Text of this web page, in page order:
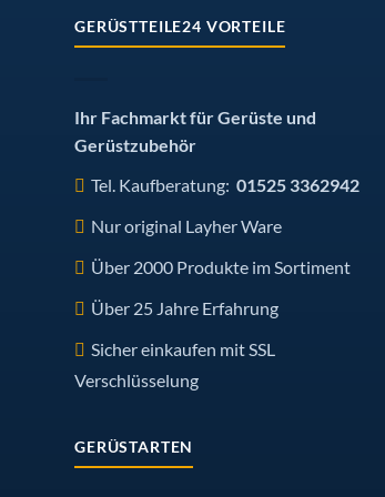
GERÜSTTEILE24 VORTEILE
Ihr Fachmarkt für Gerüste und
Gerüstzubehör
Tel. Kaufberatung: 01525 3362942
Nur original Layher Ware
Über 2000 Produkte im Sortiment
Über 25 Jahre Erfahrung
Sicher einkaufen mit SSL
Verschlüsselung
GERÜSTARTEN